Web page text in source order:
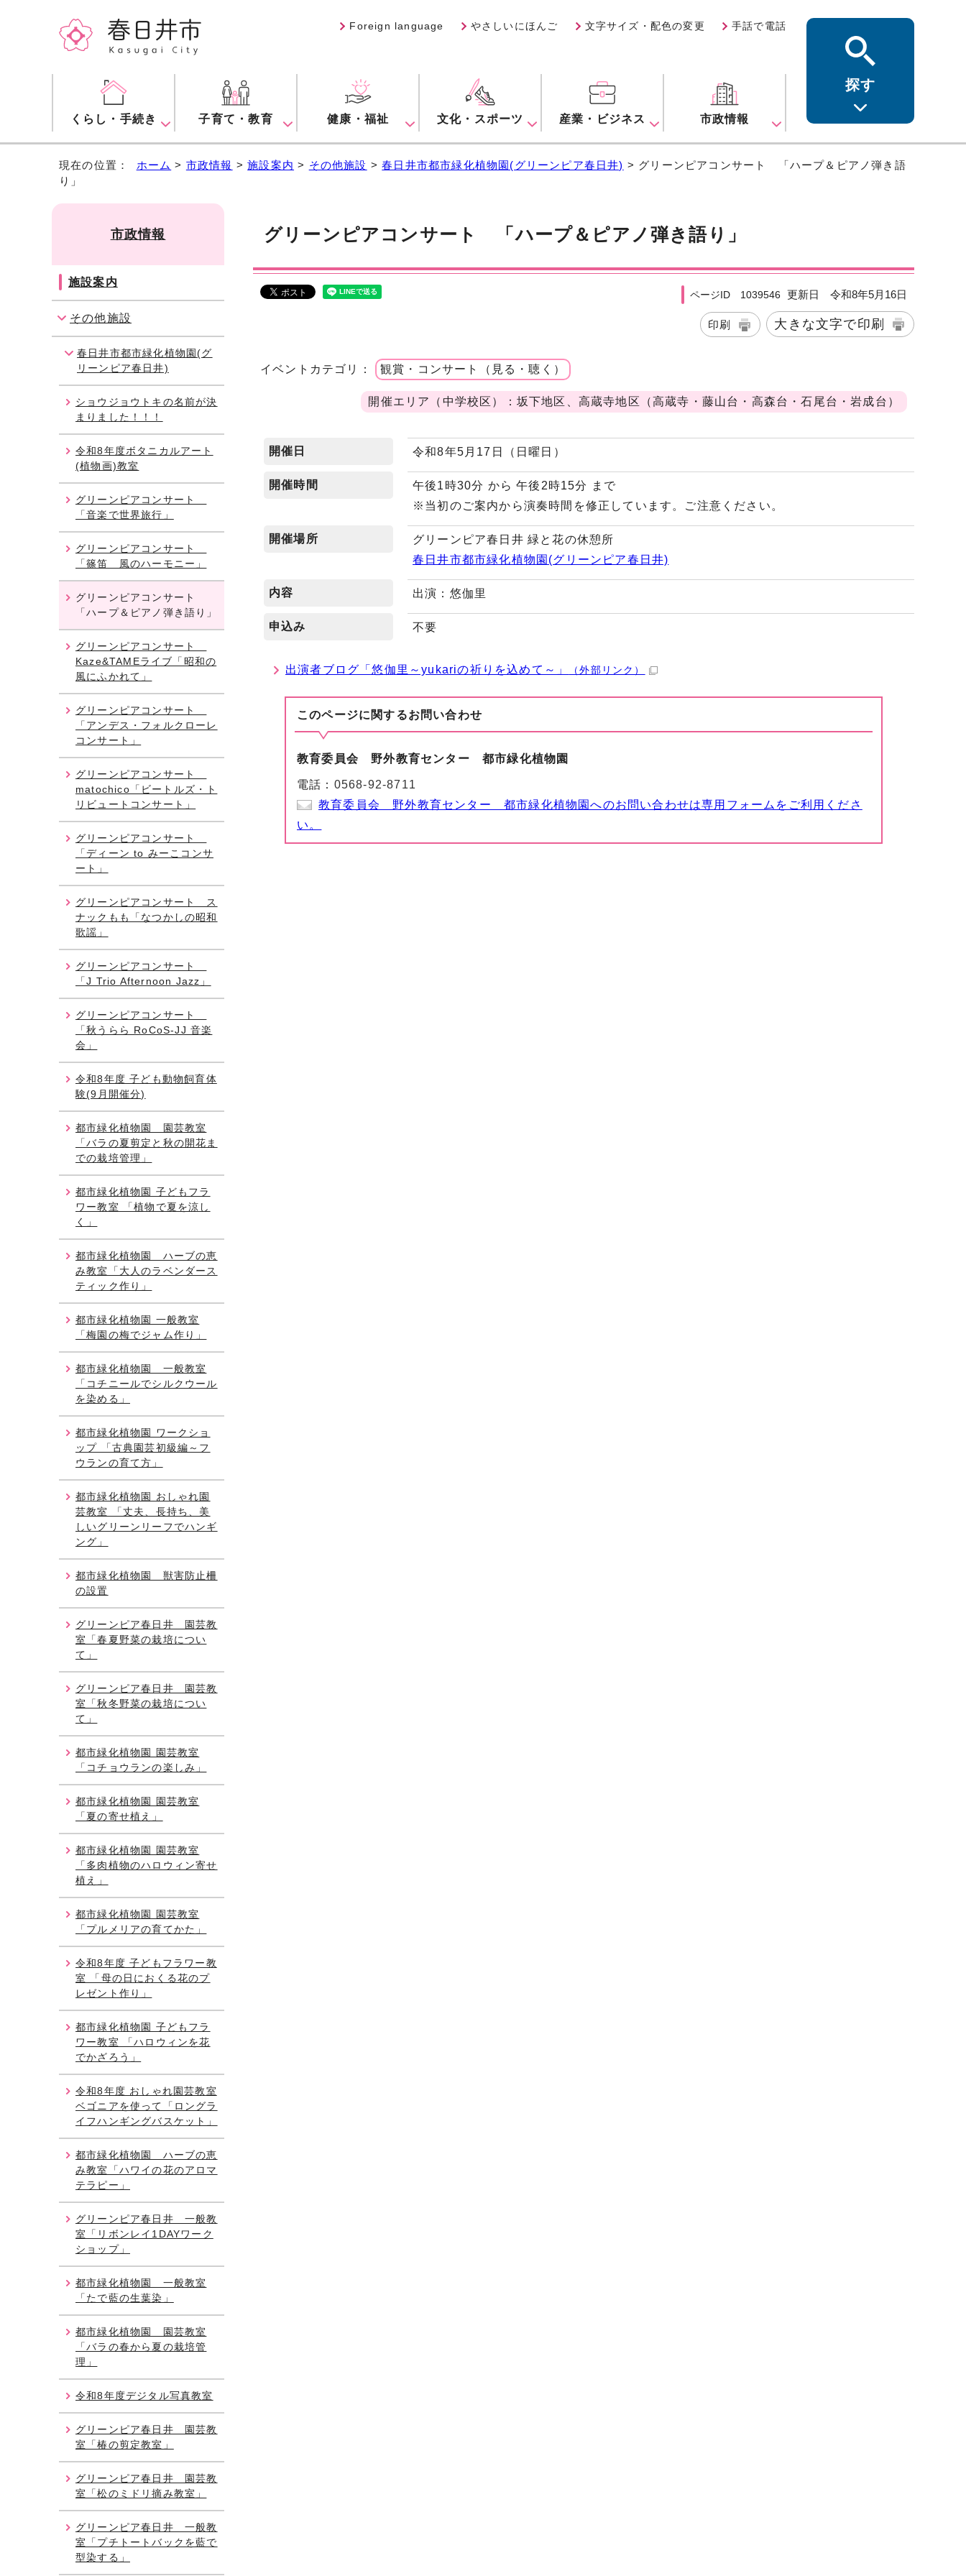
Foreign language やさしいにほんご 文字サイズ・配色の変更 手話で電話
くらし・手続き 子育て・教育 健康・福祉 文化・スポーツ 産業・ビジネス 市政情報
探す
現在の位置： ホーム > 市政情報 >施設案内 > その他施設 >春日井市都市緑化植物園(グリーンピア春日井) > グリーンピアコンサート 「ハープ＆ピアノ弾き語
り」
グリーンピアコンサート 「ハープ＆ピアノ弾き語り」
ページID 1039546 更新日 令和8年5月16日
印刷 大きな文字で印刷
イベントカテゴリ： 観賞・コンサート（見る・聴く）
開催エリア（中学校区）：坂下地区、高蔵寺地区（高蔵寺・藤山台・高森台・石尾台・岩成台）
開催日 令和8年5月17日（日曜日）
開催時間
午後1時30分 から 午後2時15分 まで
※当初のご案内から演奏時間を修正しています。ご注意ください。
開催場所
グリーンピア春日井 緑と花の休憩所
春日井市都市緑化植物園(グリーンピア春日井)
内容 出演：悠伽里
申込み 不要
出演者ブログ「悠伽里～yukariの祈りを込めて～」 （外部リンク）
このページに関するお問い合わせ
教育委員会 野外教育センター 都市緑化植物園
電話： 0568-92-8711
教育委員会 野外教育センター 都市緑化植物園へのお問い合わせは専用フォームをご利用くださ
い。
市政情報
施設案内
その他施設
春日井市都市緑化植物園(グ
リーンピア春日井)
ショウジョウトキの名前が決
まりました！！！
令和8年度ボタニカルアート
(植物画)教室
グリーンピアコンサート
「音楽で世界旅行」
グリーンピアコンサート
「篠笛 風のハーモニー」
グリーンピアコンサート
「ハープ＆ピアノ弾き語り」
グリーンピアコンサート
Kaze&TAMEライブ「昭和の
風にふかれて」
グリーンピアコンサート
「アンデス・フォルクローレ
コンサート」
グリーンピアコンサート
matochico「ビートルズ・ト
リビュートコンサート」
グリーンピアコンサート
「ディーン to みーこコンサ
ート」
グリーンピアコンサート ス
ナックもも「なつかしの昭和
歌謡」
グリーンピアコンサート
「J Trio Afternoon Jazz」
グリーンピアコンサート
「秋うらら RoCoS-JJ 音楽
会」
令和8年度 子ども動物飼育体
験(9月開催分)
都市緑化植物園 園芸教室
「バラの夏剪定と秋の開花ま
での栽培管理」
都市緑化植物園 子どもフラ
ワー教室 「植物で夏を涼し
く」
都市緑化植物園 ハーブの恵
み教室「大人のラベンダース
ティック作り」
都市緑化植物園 一般教室
「梅園の梅でジャム作り」
都市緑化植物園 一般教室
「コチニールでシルクウール
を染める」
都市緑化植物園 ワークショ
ップ 「古典園芸初級編～フ
ウランの育て方」
都市緑化植物園 おしゃれ園
芸教室 「丈夫、長持ち、美
しいグリーンリーフでハンギ
ング」
都市緑化植物園 獣害防止柵
の設置
グリーンピア春日井 園芸教
室「春夏野菜の栽培につい
て」
グリーンピア春日井 園芸教
室「秋冬野菜の栽培につい
て」
都市緑化植物園 園芸教室
「コチョウランの楽しみ」
都市緑化植物園 園芸教室
「夏の寄せ植え」
都市緑化植物園 園芸教室
「多肉植物のハロウィン寄せ
植え」
都市緑化植物園 園芸教室
「プルメリアの育てかた」
令和8年度 子どもフラワー教
室 「母の日におくる花のプ
レゼント作り」
都市緑化植物園 子どもフラ
ワー教室 「ハロウィンを花
でかざろう」
令和8年度 おしゃれ園芸教室
ベゴニアを使って「ロングラ
イフハンギングバスケット」
都市緑化植物園 ハーブの恵
み教室「ハワイの花のアロマ
テラピー」
グリーンピア春日井 一般教
室「リボンレイ1DAYワーク
ショップ」
都市緑化植物園 一般教室
「たで藍の生葉染」
都市緑化植物園 園芸教室
「バラの春から夏の栽培管
理」
令和8年度デジタル写真教室
グリーンピア春日井 園芸教
室「椿の剪定教室」
グリーンピア春日井 園芸教
室「松のミドリ摘み教室」
グリーンピア春日井 一般教
室「プチトートバックを藍で
型染する」